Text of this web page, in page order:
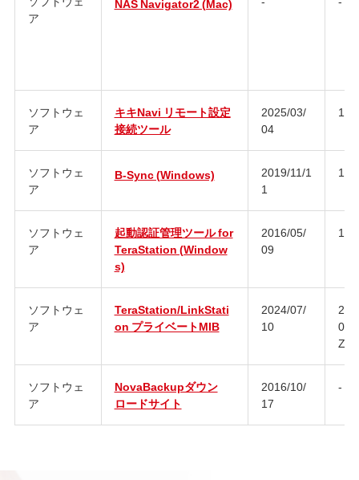
ア
ソフトウェ
ア
キキNavi リモート設定
接続ツール
2025/03/
04
ソフトウェ
ア
B-Sync (Windows)
2019/11/1
1
ソフトウェ
ア
起動認証管理ツール for
TeraStation (Window
s)
2016/05/
09
ソフトウェ
ア
TeraStation/LinkStati
on プライベートMIB
2024/07/
10
Z
ソフトウェ
ア
NovaBackupダウン
ロードサイト
2016/10/
17
-